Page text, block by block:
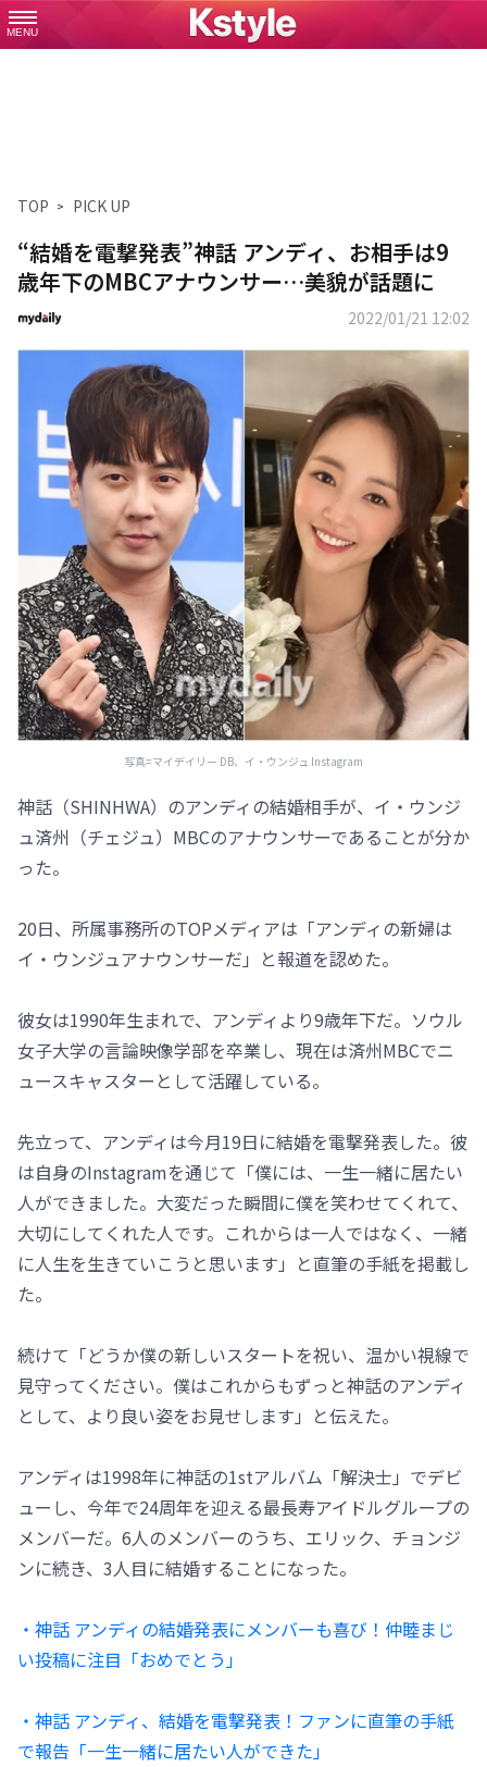
MENU
TOP PICK UP
“結婚を電撃発表”神話 アンディ、お相手は9
歳年下のMBCアナウンサー…美貌が話題に
2022/01/21 12:02
写真=マイデイリー DB、イ・ウンジュ Instagram
神話（SHINHWA）のアンディの結婚相手が、イ・ウンジ
ュ済州（チェジュ）MBCのアナウンサーであることが分か
った。
20日、所属事務所のTOPメディアは「アンディの新婦は
イ・ウンジュアナウンサーだ」と報道を認めた。
彼女は1990年生まれで、アンディより9歳年下だ。ソウル
女子大学の言論映像学部を卒業し、現在は済州MBCでニ
ュースキャスターとして活躍している。
先立って、アンディは今月19日に結婚を電撃発表した。彼
は自身のInstagramを通じて「僕には、一生一緒に居たい
人ができました。大変だった瞬間に僕を笑わせてくれて、
大切にしてくれた人です。これからは一人ではなく、一緒
に人生を生きていこうと思います」と直筆の手紙を掲載し
た。
続けて「どうか僕の新しいスタートを祝い、温かい視線で
見守ってください。僕はこれからもずっと神話のアンディ
として、より良い姿をお見せします」と伝えた。
アンディは1998年に神話の1stアルバム「解決士」でデビ
ューし、今年で24周年を迎える最長寿アイドルグループの
メンバーだ。6人のメンバーのうち、エリック、チョンジ
ンに続き、3人目に結婚することになった。
・神話 アンディの結婚発表にメンバーも喜び！仲睦まじ
い投稿に注目「おめでとう」
・神話 アンディ、結婚を電撃発表！ファンに直筆の手紙
で報告「一生一緒に居たい人ができた」